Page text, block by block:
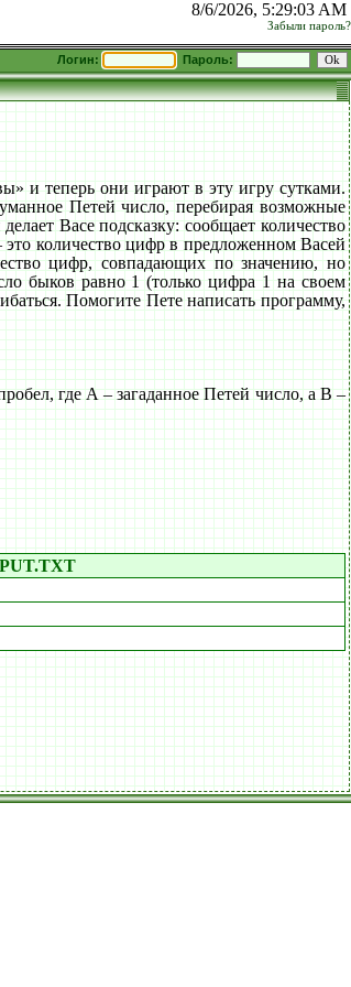
8/6/2026, 5:29:03 AM
Забыли пароль?
Логин: Пароль:
и теперь они играют в эту игру сутками.
Петей число, перебирая возможные
Васе подсказку: сообщает количество
это количество цифр в предложенном Васей
цифр, совпадающих по значению, но
быков равно 1 (только цифра 1 на своем
Помогите Пете написать программу,
где А – загаданное Петей число, а В –